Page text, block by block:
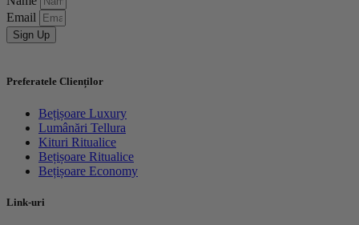
Email
Sign Up
Preferatele Clienților
Bețișoare Luxury
Lumânări Tellura
Kituri Ritualice
Bețișoare Ritualice
Bețișoare Economy
Link-uri